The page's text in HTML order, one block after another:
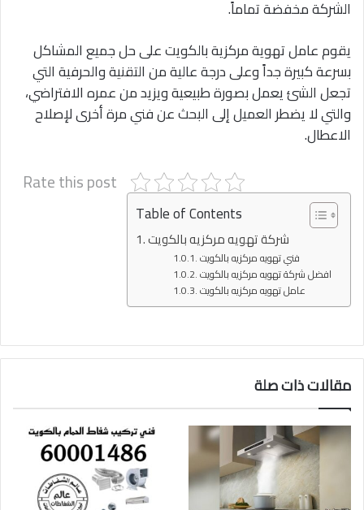
الشركة مخفضة تماماً.
يقوم عامل تهوية مركزية بالكويت على حل جميع المشاكل
بسرعة كبيرة جداً وعلى درجة عالية من التقنية والحرفية التي
تجعل الشئ يعمل بصورة طبيعية ويزيد من عمره الافتراضي،
والتي لا يضطر العميل إلى البحث عن فني مرة أخرى لإصلاح
الاعطال.
Rate this post
Table of Contents
شركة تهويه مركزيه بالكويت
فني تهويه مركزيه بالكويت
عامل تهويه مركزيه بالكويت
مقالات ذات صلة